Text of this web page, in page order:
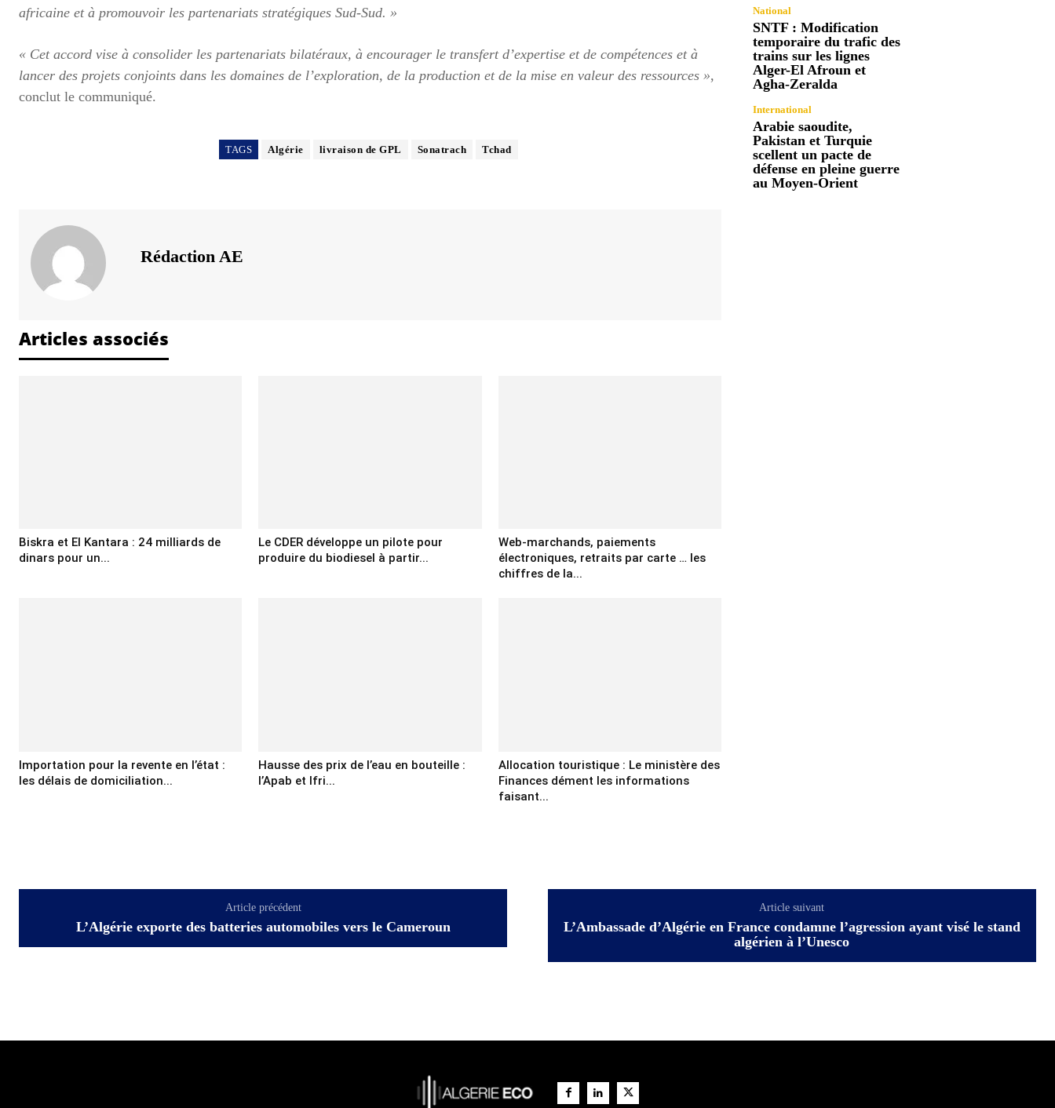
africaine et à promouvoir les partenariats stratégiques Sud-Sud. »
« Cet accord vise à consolider les partenariats bilatéraux, à encourager le transfert d’expertise et de compétences et à
lancer des projets conjoints dans les domaines de l’exploration, de la production et de la mise en valeur des ressources »,
conclut le communiqué.
TAGS Algérie livraison de GPL Sonatrach Tchad
Rédaction AE
Articles associés
Biskra et El Kantara : 24 milliards de
dinars pour un...
Le CDER développe un pilote pour
produire du biodiesel à partir...
Web-marchands, paiements
électroniques, retraits par carte … les
chiffres de la...
Importation pour la revente en l’état :
les délais de domiciliation...
Hausse des prix de l’eau en bouteille :
l’Apab et Ifri...
Allocation touristique : Le ministère des
Finances dément les informations
faisant...
National
SNTF : Modification
temporaire du trafic des
trains sur les lignes
Alger-El Afroun et
Agha-Zeralda
International
Arabie saoudite,
Pakistan et Turquie
scellent un pacte de
défense en pleine guerre
au Moyen-Orient
Article précédent
L’Algérie exporte des batteries automobiles vers le Cameroun
Article suivant
L’Ambassade d’Algérie en France condamne l’agression ayant visé le stand
algérien à l’Unesco